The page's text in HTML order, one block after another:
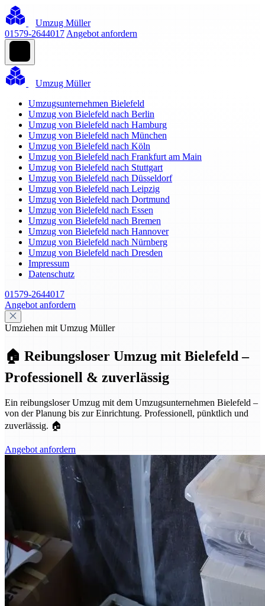
Umzug Müller
01579-2644017 Angebot anfordern
Umzug Müller
Umzugsunternehmen Bielefeld
Umzug von Bielefeld nach Berlin
Umzug von Bielefeld nach Hamburg
Umzug von Bielefeld nach München
Umzug von Bielefeld nach Köln
Umzug von Bielefeld nach Frankfurt am Main
Umzug von Bielefeld nach Stuttgart
Umzug von Bielefeld nach Düsseldorf
Umzug von Bielefeld nach Leipzig
Umzug von Bielefeld nach Dortmund
Umzug von Bielefeld nach Essen
Umzug von Bielefeld nach Bremen
Umzug von Bielefeld nach Hannover
Umzug von Bielefeld nach Nürnberg
Umzug von Bielefeld nach Dresden
Impressum
Datenschutz
01579-2644017
Angebot anfordern
Umziehen mit Umzug Müller
🏠 Reibungsloser Umzug mit Bielefeld –
Professionell & zuverlässig
Ein reibungsloser Umzug mit dem Umzugsunternehmen Bielefeld –
von der Planung bis zur Einrichtung. Professionell, pünktlich und
zuverlässig. 🏠
Angebot anfordern